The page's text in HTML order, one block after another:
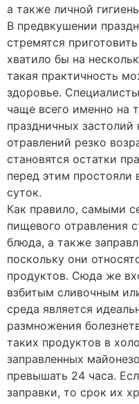
а также личной
В предвкушении
стремятся
хватило бы на
такая практичность
здоровье.
чаще всего именно на
праздничных
отравлений резко
становятся остатки
перед этим простояли
суток.
Как правило, самыми
пищевого отравления
блюда, а также
поскольку они
продуктов. Сюда же
взбитым сливочным
среда является
размножения
таких продуктов в
заправленных
превышать 24 часа.
заправки, то срок их